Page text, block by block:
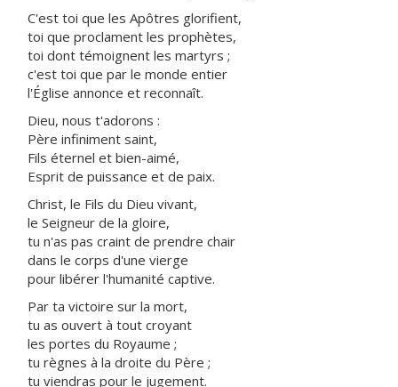
C'est toi que les Apôtres glorifient,
toi que proclament les prophètes,
toi dont témoignent les martyrs ;
c'est toi que par le monde entier
l'Église annonce et reconnaît.
Dieu, nous t'adorons :
Père infiniment saint,
Fils éternel et bien-aimé,
Esprit de puissance et de paix.
Christ, le Fils du Dieu vivant,
le Seigneur de la gloire,
tu n'as pas craint de prendre chair
dans le corps d'une vierge
pour libérer l'humanité captive.
Par ta victoire sur la mort,
tu as ouvert à tout croyant
les portes du Royaume ;
tu règnes à la droite du Père ;
tu viendras pour le jugement.